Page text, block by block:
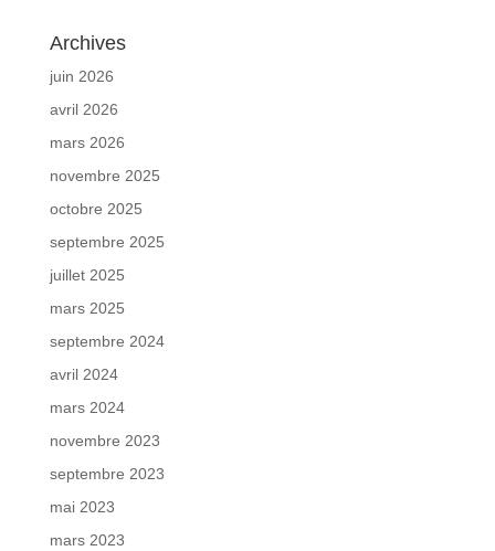
Archives
juin 2026
avril 2026
mars 2026
novembre 2025
octobre 2025
septembre 2025
juillet 2025
mars 2025
septembre 2024
avril 2024
mars 2024
novembre 2023
septembre 2023
mai 2023
mars 2023